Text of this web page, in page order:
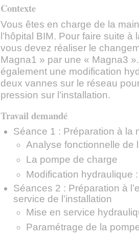
Contexte
Vous êtes en charge de la
l’hôpital BIM. Pour faire suite
vous devez réaliser le
Magna1 » par une « Magna3
également une modification
deux vannes sur le réseau
pression sur l’installation.
Travail demandé
Séance 1 : Préparation à la
Analyse fonctionnelle de
La pompe de charge
Modification hydraulique
Séances 2 : Préparation à
service de l’installation
Mise en service
Paramétrage de la